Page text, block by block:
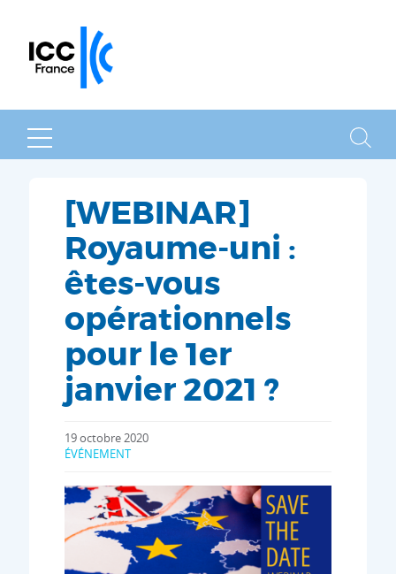
MENU
[WEBINAR]
Royaume-uni :
êtes-vous
opérationnels
pour le 1er
janvier 2021 ?
19 octobre 2020
ÉVÉNEMENT